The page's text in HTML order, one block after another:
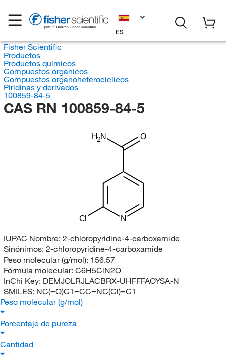
ES
Fisher Scientific
Productos
Productos químicos
Compuestos orgánicos
Compuestos organoheterocíclicos
Piridinas y derivados
100859-84-5
CAS RN 100859-84-5
H2N O
N
Cl
IUPAC Nombre: 2-chloropyridine-4-carboxamide
Sinónimos: 2-chloropyridine-4-carboxamide
Peso molecular (g/mol): 156.57
Fórmula molecular: C6H5ClN2O
InChi Key: DEMJOLRJLACBRX-UHFFFAOYSA-N
SMILES: NC(=O)C1=CC=NC(Cl)=C1
Peso molecular (g/mol)
Porcentaje de pureza
Cantidad